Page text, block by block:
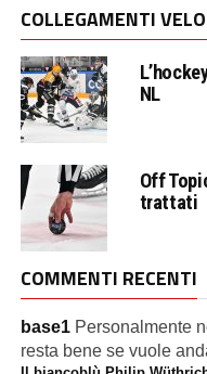
COLLEGAMENTI
NL
Off
trattati
COMMENTI RECENTI
base1 Personalmente
resta bene se vuole